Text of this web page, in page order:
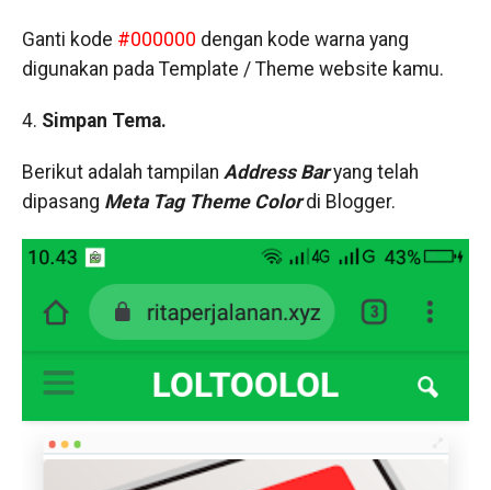
Ganti kode #000000 dengan kode warna yang
digunakan pada Template / Theme website kamu.
4. Simpan Tema.
Berikut adalah tampilan Address Bar yang telah
dipasang Meta Tag Theme Colordi Blogger.